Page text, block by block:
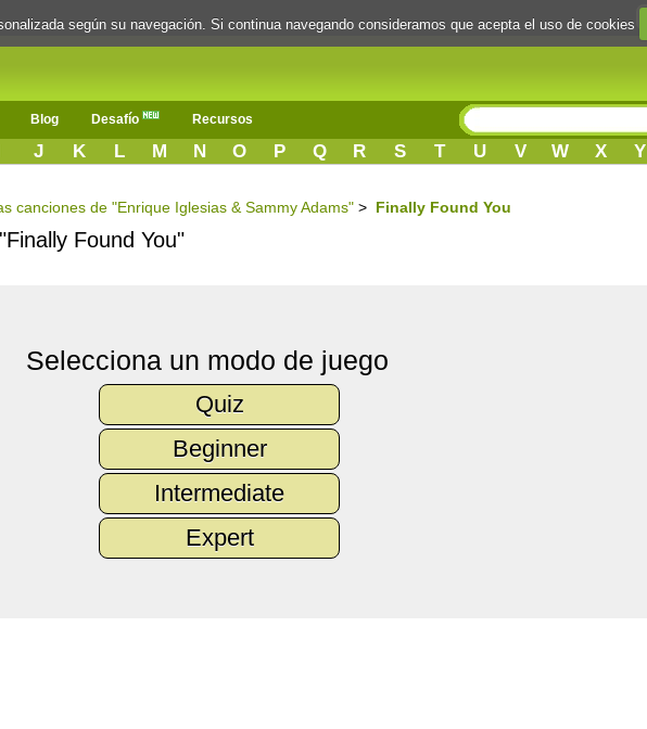
Blog Desafío Recursos
J K L M N O P Q R S T U V W X Y
canciones de "Enrique Iglesias & Sammy Adams" > Finally Found You
Found You"
Selecciona un modo de juego
Quiz
Beginner
Intermediate
Expert
según su navegación. Si continua navegando consideramos que acepta el uso de cookies